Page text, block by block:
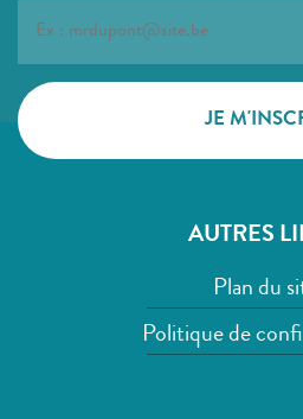
AUTRES
Plan du
Politique de